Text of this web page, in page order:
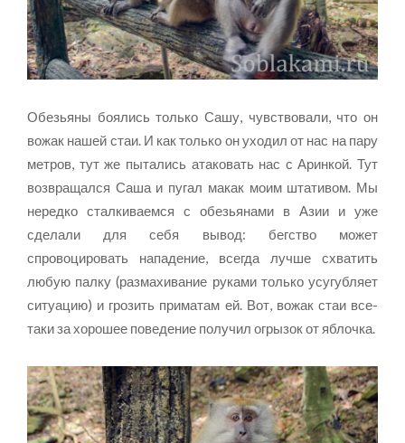
Обезьяны боялись только Сашу, чувствовали, что он
вожак нашей стаи. И как только он уходил от нас на пару
метров, тут же пытались атаковать нас с Аринкой. Тут
возвращался Саша и пугал макак моим штативом. Мы
нередко сталкиваемся с обезьянами в Азии и уже
сделали для себя вывод: бегство может
спровоцировать нападение, всегда лучше схватить
любую палку (размахивание руками только усугубляет
ситуацию) и грозить приматам ей. Вот, вожак стаи все-
таки за хорошее поведение получил огрызок от яблочка.